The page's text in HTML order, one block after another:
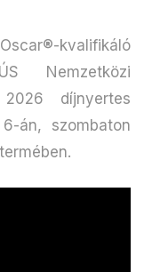
kvalifikáló
Nemzetközi
díjnyertes
án, szombaton